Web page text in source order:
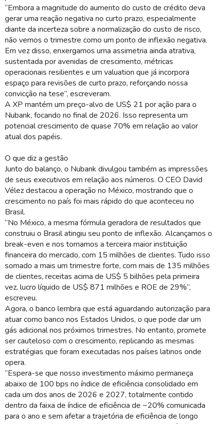
“Embora a magnitude do aumento do custo de crédito deva
gerar uma reação negativa no curto prazo, especialmente
diante da incerteza sobre a normalização do custo de risco,
não vemos o trimestre como um ponto de inflexão negativa.
Em vez disso, enxergamos uma assimetria ainda atrativa,
sustentada por avenidas de crescimento, métricas
operacionais resilientes e um valuation que já incorpora
espaço para revisões de curto prazo, reforçando nossa
convicção na tese”, escreveram.
A XP mantém um preço-alvo de US$ 21 por ação para o
Nubank, focando no final de 2026. Isso representa um
potencial crescimento de quase 70% em relação ao valor
atual dos papéis.
O que diz a gestão
Junto do balanço, o Nubank divulgou também as impressões
de seus executivos em relação aos números. O CEO David
Vélez destacou a operação no México, mostrando que o
crescimento no país foi mais rápido do que aconteceu no
Brasil.
“No México, a mesma fórmula geradora de resultados que
construiu o Brasil atingiu seu ponto de inflexão. Alcançamos o
break-even e nos tornamos a terceira maior instituição
financeira do mercado, com 15 milhões de clientes. Tudo isso
somado a mais um trimestre forte, com mais de 135 milhões
de clientes, receitas acima de US$ 5 bilhões pela primeira
vez, lucro líquido de US$ 871 milhões e ROE de 29%”,
escreveu.
Agora, o banco lembra que está aguardando autorização para
atuar como banco nos Estados Unidos, o que pode dar um
gás adicional nos próximos trimestres. No entanto, promete
ser cauteloso com o crescimento, replicando as mesmas
estratégias que foram executadas nos países latinos onde
opera.
“Espera-se que nosso investimento máximo permaneça
abaixo de 100 bps no índice de eficiência consolidado em
cada um dos anos de 2026 e 2027, totalmente contido
dentro da faixa de índice de eficiência de ~20% comunicada
para o ano e sem afetar a trajetória de eficiência de longo